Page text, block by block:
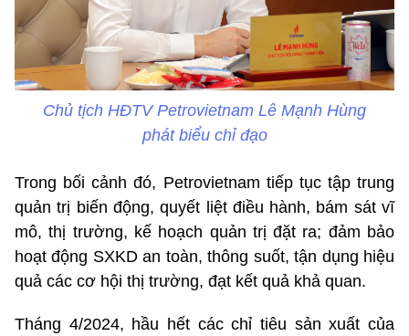
Chủ tịch HĐTV Petrovietnam Lê Mạnh Hùng
phát biểu chỉ đạo
Trong bối cảnh đó, Petrovietnam tiếp tục tập trung
quản trị biến động, quyết liệt điều hành, bám sát vĩ
mô, thị trường, kế hoạch quản trị đặt ra; đảm bảo
hoạt động SXKD an toàn, thông suốt, tận dụng hiệu
quả các cơ hội thị trường, đạt kết quả khả quan.
Tháng 4/2024, hầu hết các chỉ tiêu sản xuất của